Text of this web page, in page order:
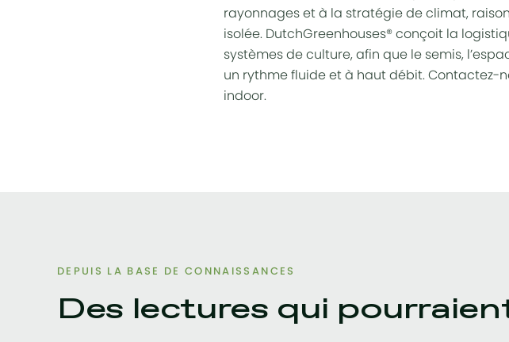
rayonnages et à la stratégie de climat,
isolée. DutchGreenhouses® conçoit la
systèmes de culture, afin que le semis,
un rythme fluide et à haut débit. Contactez-
indoor.
DEPUIS LA BASE DE CONNAISSANCES
Des lectures qui